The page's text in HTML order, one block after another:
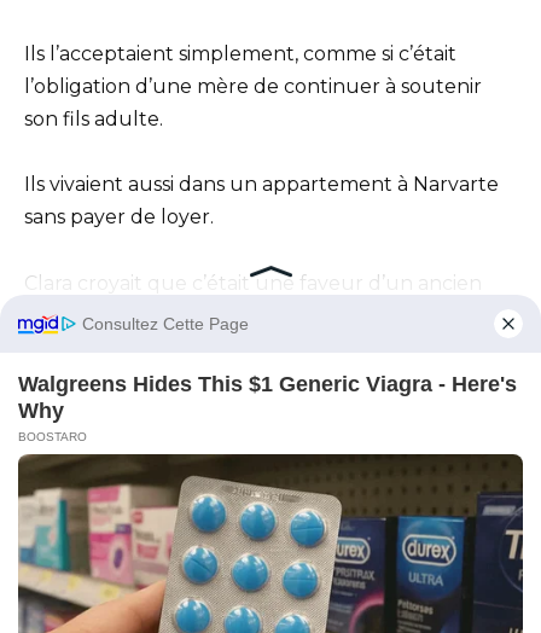
Ils l’acceptaient simplement, comme si c’était
l’obligation d’une mère de continuer à soutenir
son fils adulte.
Ils vivaient aussi dans un appartement à Narvarte
sans payer de loyer.
Clara croyait que c’était une faveur d’un ancien
ami de Ricardo.
Elle ne savait pas que l’immeuble appartenait à
Teresa.
Son mari, don Manuel, avait d’abord été maçon,
puis administrateur.
Ce n’était pas un homme qui se vantait, mais il
savait économiser.